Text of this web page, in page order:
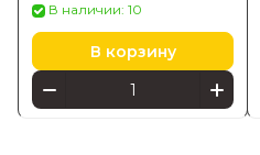
В наличии: 10
В корзину